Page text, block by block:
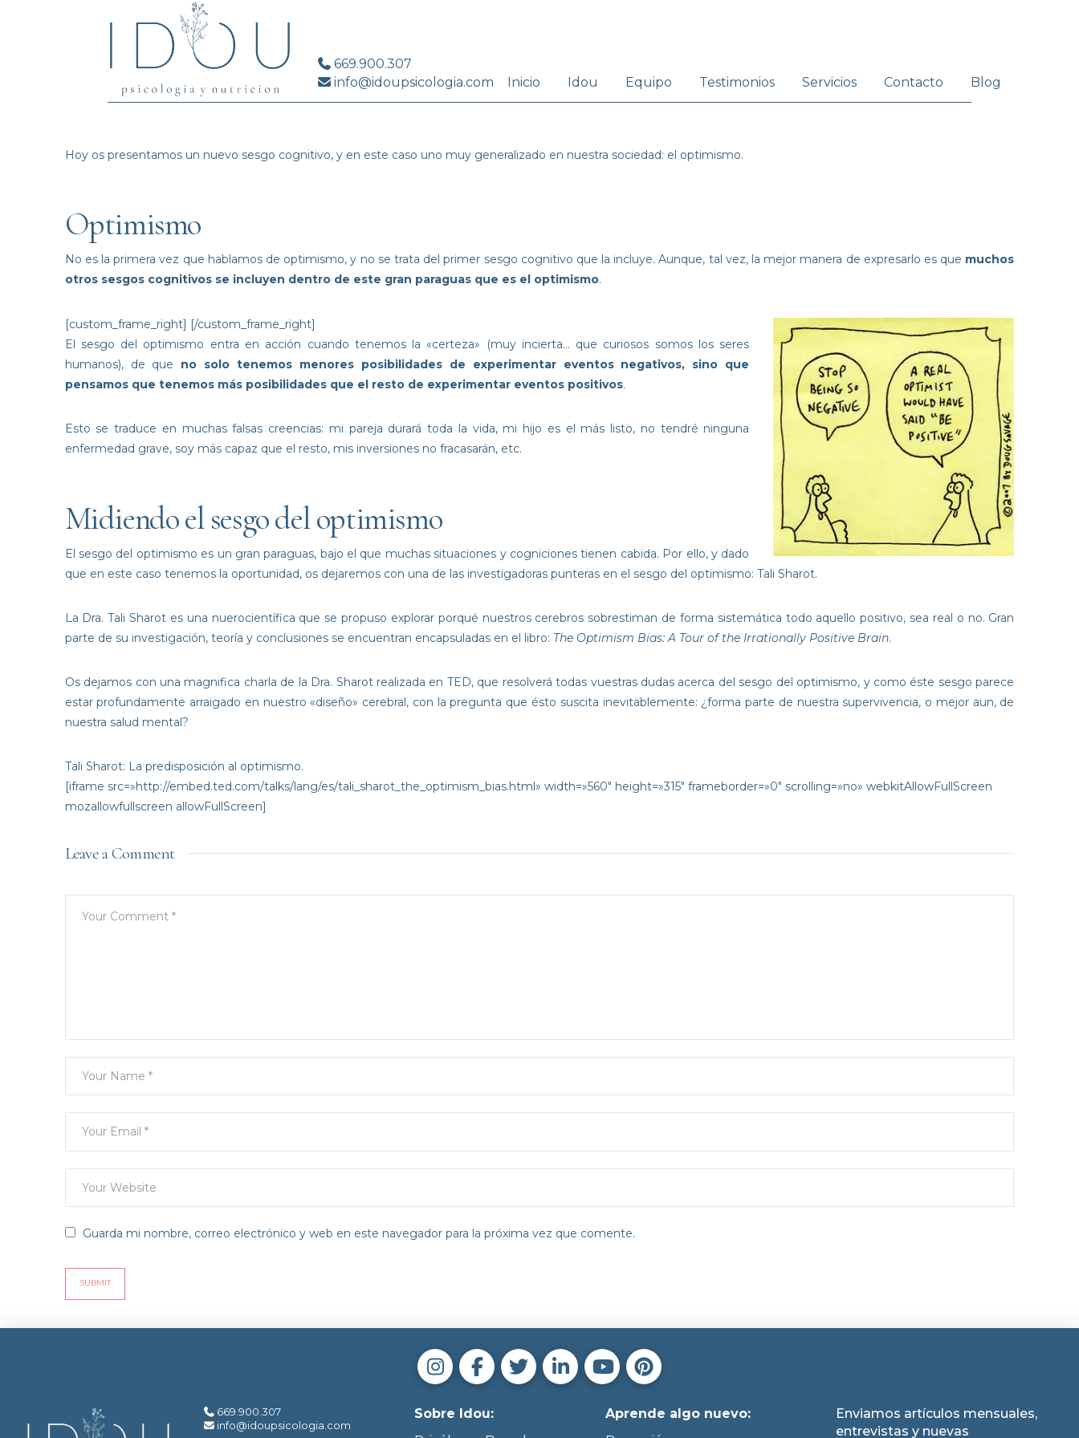
669.900.307
info@idoupsicologia.com
Inicio Idou Equipo Testimonios Servicios Contacto Blog
Hoy os presentamos un nuevo sesgo cognitivo, y en este caso uno muy generalizado en nuestra sociedad: el optimismo.
Optimismo
No es la primera vez que hablamos de optimismo, y no se trata del primer sesgo cognitivo que la incluye. Aunque, tal vez, la mejor manera de expresarlo es que muchos
otros sesgos cognitivos se incluyen dentro de este gran paraguas que es el optimismo.
[custom_frame_right] [/custom_frame_right]
El sesgo del optimismo entra en acción cuando tenemos la «certeza» (muy incierta… que curiosos somos los seres
humanos), de que no solo tenemos menores posibilidades de experimentar eventos negativos, sino que
pensamos que tenemos más posibilidades que el resto de experimentar eventos positivos.
Esto se traduce en muchas falsas creencias: mi pareja durará toda la vida, mi hijo es el más listo, no tendré ninguna
enfermedad grave, soy más capaz que el resto, mis inversiones no fracasarán, etc.
Midiendo el sesgo del optimismo
El sesgo del optimismo es un gran paraguas, bajo el que muchas situaciones y cogniciones tienen cabida. Por ello, y dado
que en este caso tenemos la oportunidad, os dejaremos con una de las investigadoras punteras en el sesgo del optimismo: Tali Sharot.
La Dra. Tali Sharot es una nuerocientífica que se propuso explorar porqué nuestros cerebros sobrestiman de forma sistemática todo aquello positivo, sea real o no. Gran
parte de su investigación, teoría y conclusiones se encuentran encapsuladas en el libro: The Optimism Bias: A Tour of the Irrationally Positive Brain.
Os dejamos con una magnifica charla de la Dra. Sharot realizada en TED, que resolverá todas vuestras dudas acerca del sesgo del optimismo, y como éste sesgo parece
estar profundamente arraigado en nuestro «diseño» cerebral, con la pregunta que ésto suscita inevitablemente: ¿forma parte de nuestra supervivencia, o mejor aun, de
nuestra salud mental?
Tali Sharot: La predisposición al optimismo.
[iframe src=»http://embed.ted.com/talks/lang/es/tali_sharot_the_optimism_bias.html» width=»560″ height=»315″ frameborder=»0″ scrolling=»no» webkitAllowFullScreen
mozallowfullscreen allowFullScreen]
Leave a Comment
Guarda mi nombre, correo electrónico y web en este navegador para la próxima vez que comente.
669.900.307
info@idoupsicologia.com
Sobre Idou:
Aprende algo nuevo:
Enviamos artículos mensuales,
entrevistas y nuevas